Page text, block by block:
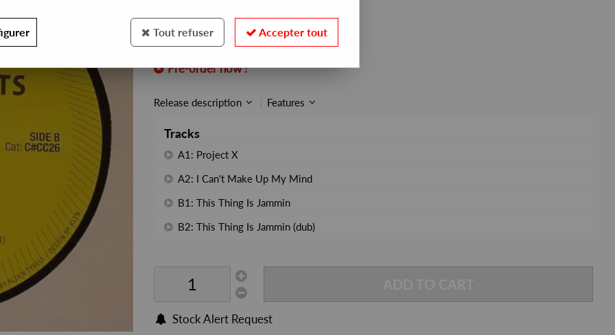
12,00 €incl. taxes
Pre-order now !
Release description Features
Tracks
A1: Project X
A2: I Can't Make Up My Mind
B1: This Thing Is Jammin
B2: This Thing Is Jammin (dub)
Stock Alert Request
Tout refuser Accepter tout